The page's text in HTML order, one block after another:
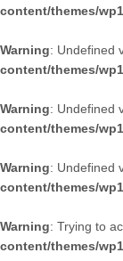
content/themes/
Warning: Undefined
content/themes/
Warning: Undefined
content/themes/
Warning: Undefined
content/themes/
Warning: Trying to
content/themes/